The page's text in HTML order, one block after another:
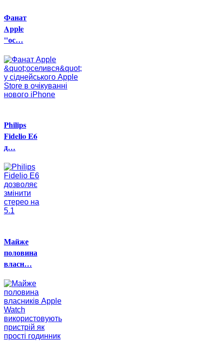
Фанат
Apple
"ос…
Philips
Fidelio E6
д…
Майже
половина
власн…